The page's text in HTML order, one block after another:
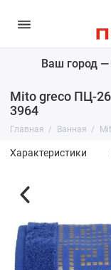
Ваш город —
Mito greco ПЦ-
3964
Главная Ванная
Характеристики